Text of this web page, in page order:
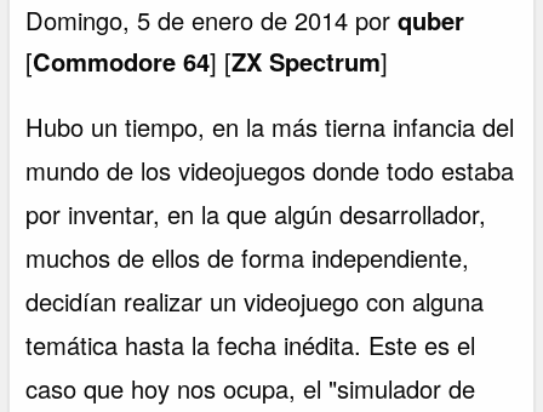
Domingo, 5 de enero de 2014 porquber
[Commodore 64] [ZX Spectrum]
Hubo un tiempo, en la más tierna infancia del
mundo de los videojuegos donde todo estaba
por inventar, en la que algún desarrollador,
muchos de ellos de forma independiente,
decidían realizar un videojuego con alguna
temática hasta la fecha inédita. Este es el
caso que hoy nos ocupa, el "simulador de